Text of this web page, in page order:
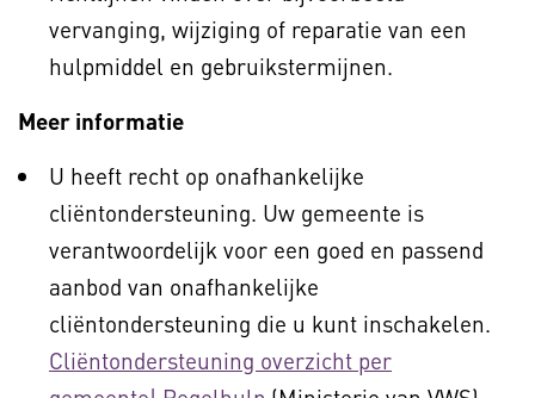
vervanging, wijziging of reparatie van een
hulpmiddel en gebruikstermijnen.
Meer informatie
U heeft recht op onafhankelijke
cliëntondersteuning. Uw gemeente is
verantwoordelijk voor een goed en passend
aanbod van onafhankelijke
cliëntondersteuning die u kunt inschakelen.
Cliëntondersteuning overzicht per